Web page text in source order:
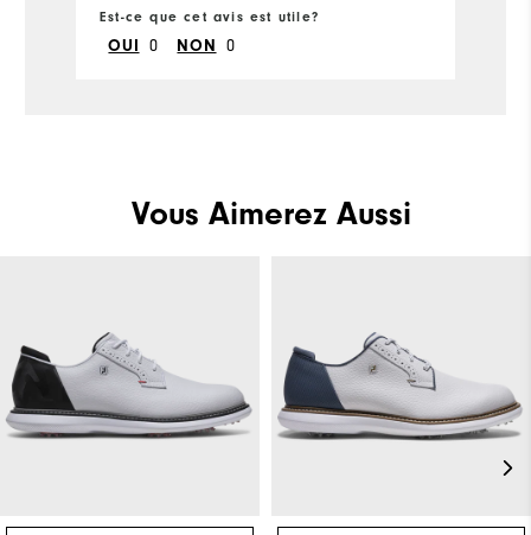
Est-ce que cet avis est utile?
OUI 0 NON 0
Vous Aimerez Aussi